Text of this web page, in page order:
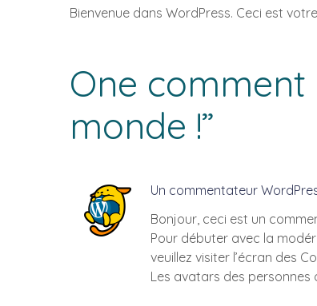
Bienvenue dans WordPress. Ceci est
One comment
monde !”
Un commentateur
Bonjour, ceci est un
Pour débuter avec la
veuillez visiter l’écran des
Les avatars des